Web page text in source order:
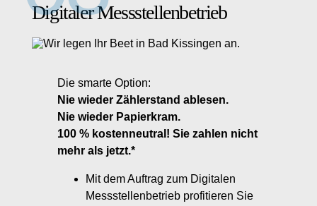
Digitaler Messstellenbetrieb
Die smarte Option:
Nie wieder Zählerstand ablesen.
Nie wieder Papierkram.
100 % kostenneutral! Sie zahlen nicht
mehr als jetzt.*
Mit dem Auftrag zum Digitalen
Messstellenbetrieb profitieren Sie